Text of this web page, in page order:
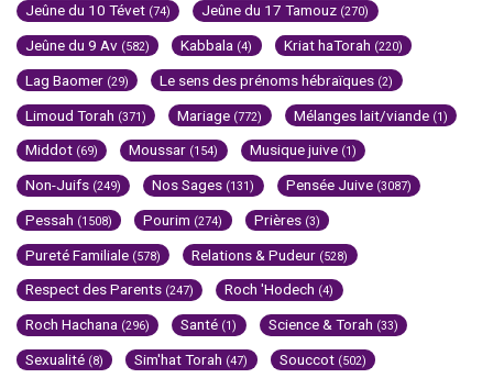
Jeûne du 10 Tévet (74) Jeûne du 17 Tamouz (270)
Jeûne du 9 Av (582) Kabbala (4) Kriat haTorah (220)
Lag Baomer (29) Le sens des prénoms hébraïques (2)
Limoud Torah (371) Mariage (772) Mélanges lait/viande (1)
Middot (69) Moussar (154) Musique juive (1)
Non-Juifs (249) Nos Sages (131) Pensée Juive (3087)
Pessah (1508) Pourim (274) Prières (3)
Pureté Familiale (578) Relations & Pudeur (528)
Respect des Parents (247) Roch 'Hodech (4)
Roch Hachana (296) Santé (1) Science & Torah (33)
Sexualité (8) Sim'hat Torah (47) Souccot (502)